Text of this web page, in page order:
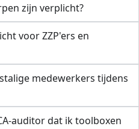
zijn verplicht?
voor ZZP'ers en
medewerkers tijdens
auditor dat ik toolboxen